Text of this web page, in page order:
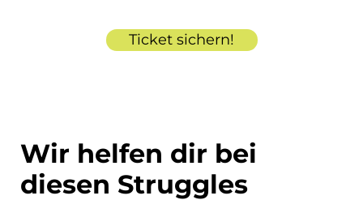
Ticket sichern!
Wir helfen dir bei
diesen Struggles